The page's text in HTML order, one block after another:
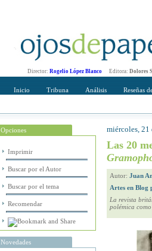
Director: Rogelio López Blanco Editora: Dolores
Inicio Tribuna Análisis Reseñas
Opciones
Imprimir
Buscar por el Autor
Buscar por el tema
Recomendar
Novedades
Recomendar
Su nombre
miércoles, 21
Las 20
Autor: Juan
Artes en Blog
La revista
polémica